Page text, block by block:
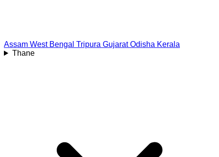
Assam West Bengal Tripura Gujarat Odisha Kerala
Thane